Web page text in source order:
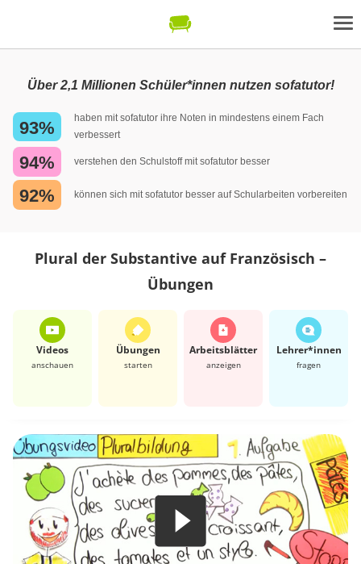
Über 2,1 Millionen Schüler*innen nutzen sofatutor!
93%
haben mit sofatutor ihre Noten in mindestens einem Fach
verbessert
94% verstehen den Schulstoff mit sofatutor besser
92% können sich mit sofatutor besser auf Schularbeiten vorbereiten
Plural der Substantive auf Französisch –
Übungen
Videos
anschauen
Übungen
starten
Arbeits­blätter
anzeigen
Lehrer*​innen
fragen